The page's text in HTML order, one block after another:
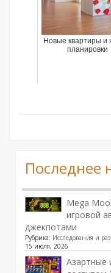
Новые квартиры и
планировки
Последнее
Mega
игровой
джекпотами
Рубрика: Исследования и
15 июля, 2026
Азартные